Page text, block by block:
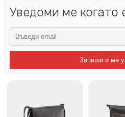
Уведоми ме когато
Запиши и ме